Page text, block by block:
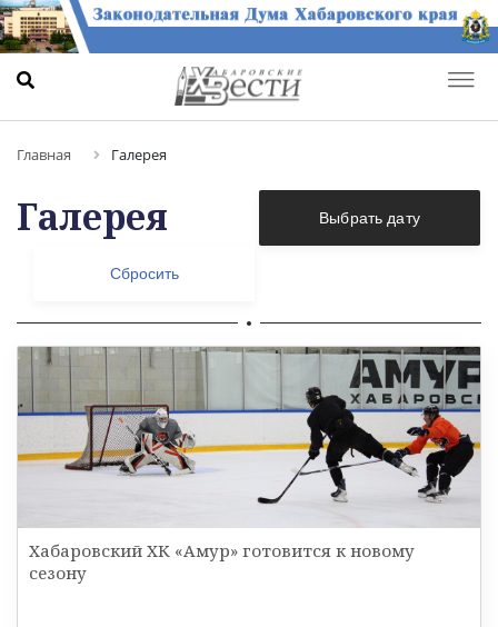
Главная Галерея
Галерея Выбрать дату
Сбросить
Хабаровский ХК «Амур» готовится к новому
сезону